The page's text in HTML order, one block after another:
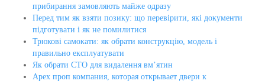
прибирання замовляють майже одразу
Перед тим як взяти позику: що перевірити, які документи
підготувати і як не помилитися
Трюкові самокати: як обрати конструкцію, модель і
правильно експлуатувати
Як обрати СТО для видалення вм’ятин
Apex проп компания, которая открывает двери к